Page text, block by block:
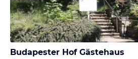
Budapester Hof Gästehaus